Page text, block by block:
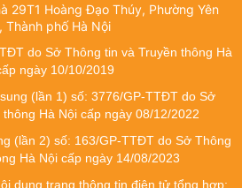
29T1 Hoàng Đạo Thúy, Phường Yên
Thành phố Hà Nội
do Sở Thông tin và Truyền thông Hà
ngày 10/10/2019
(lần 1) số: 3776/GP-TTĐT do Sở
Hà Nội cấp ngày 08/12/2022
(lần 2) số: 163/GP-TTĐT do Sở Thông
Hà Nội cấp ngày 14/08/2023
dung trang thông tin điện tử tổng hợp: